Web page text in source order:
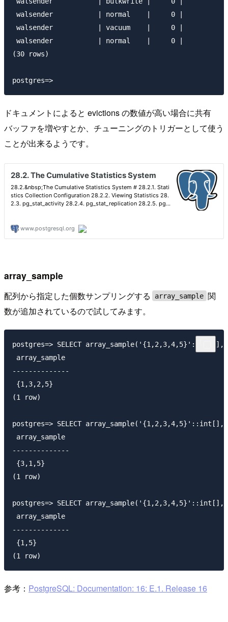
walsender           | normal    |     0 |
walsender           | vacuum    |     0 |
walsender           | normal    |     0 |
(30 rows)
ドキュメントによると evictions の数値が高い場合に共有
バッファを増やすとか、チューニングのトリガーとして使う
ことが出来るようです。
array_sample
配列から指定した個数サンプリングする array_sample 関
数が追加されているので試してみます。
postgres=> SELECT
array_sample
--------------
{1,3,2,5}
(1 row)
postgres=> SELECT
array_sample
--------------
{3,1,5}
(1 row)
postgres=> SELECT
array_sample
--------------
{1,5}
参考： PostgreSQL: Documentation: 16: E.1. Release 16